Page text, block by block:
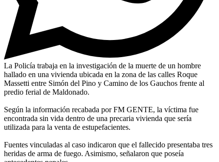
La Policía trabaja en la investigación de la muerte de un hombre
hallado en una vivienda ubicada en la zona de las calles Roque
Massetti entre Simón del Pino y Camino de los Gauchos frente al
predio ferial de Maldonado.
Según la información recabada por FM GENTE, la víctima fue
encontrada sin vida dentro de una precaria vivienda que sería
utilizada para la venta de estupefacientes.
Fuentes vinculadas al caso indicaron que el fallecido presentaba tres
heridas de arma de fuego. Asimismo, señalaron que poseía